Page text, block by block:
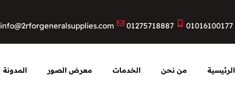
01016100177
01275718887
info@2rforgeneralsupplies.com
الرئيسية من نحن الخدمات معرض الصور المدونة